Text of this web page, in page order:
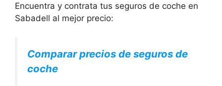
Encuentra y contrata tus seguros de coche en
Sabadell al mejor precio:
Comparar precios de seguros de
coche